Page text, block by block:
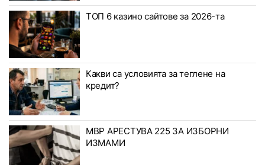
ТОП 6 казино сайтове за 2026-та
Какви са условията за теглене на
кредит?
МВР АРЕСТУВА 225 ЗА ИЗБОРНИ
ИЗМАМИ